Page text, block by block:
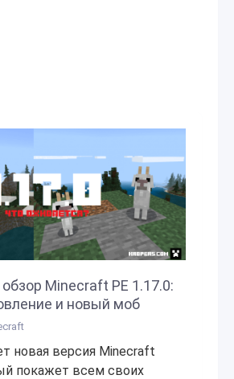
Minecraft PE 1.17.0:
и новый моб
новая версия Minecraft
покажет всем своих